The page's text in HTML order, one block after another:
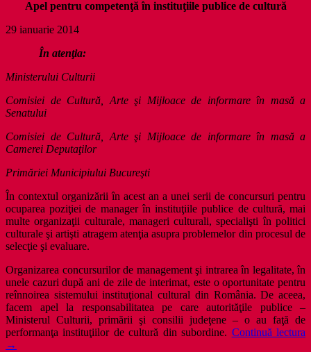
Apel pentru competenţă în instituţiile publice de cultură
29 ianuarie 2014
În atenţia:
Ministerului Culturii
Comisiei de Cultură, Arte şi Mijloace de informare în masă a
Senatului
Comisiei de Cultură, Arte şi Mijloace de informare în masă a
Camerei Deputaţilor
Primăriei Municipiului Bucureşti
În contextul organizării în acest an a unei serii de concursuri pentru
ocuparea poziţiei de manager în instituţiile publice de cultură, mai
multe organizaţii culturale, manageri culturali, specialişti în politici
culturale şi artişti atragem atenţia asupra problemelor din procesul de
selecţie şi evaluare.
Organizarea concursurilor de management şi intrarea în legalitate, în
unele cazuri după ani de zile de interimat, este o oportunitate pentru
reînnoirea sistemului instituţional cultural din România. De aceea,
facem apel la responsabilitatea pe care autorităţile publice –
Ministerul Culturii, primării şi consilii judeţene – o au faţă de
performanţa instituţiilor de cultură din subordine. Continuă lectura
→